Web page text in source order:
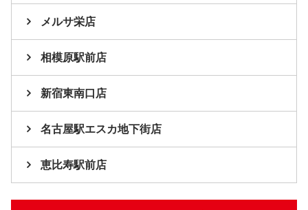
メルサ栄店
相模原駅前店
新宿東南口店
名古屋駅エスカ地下街店
恵比寿駅前店